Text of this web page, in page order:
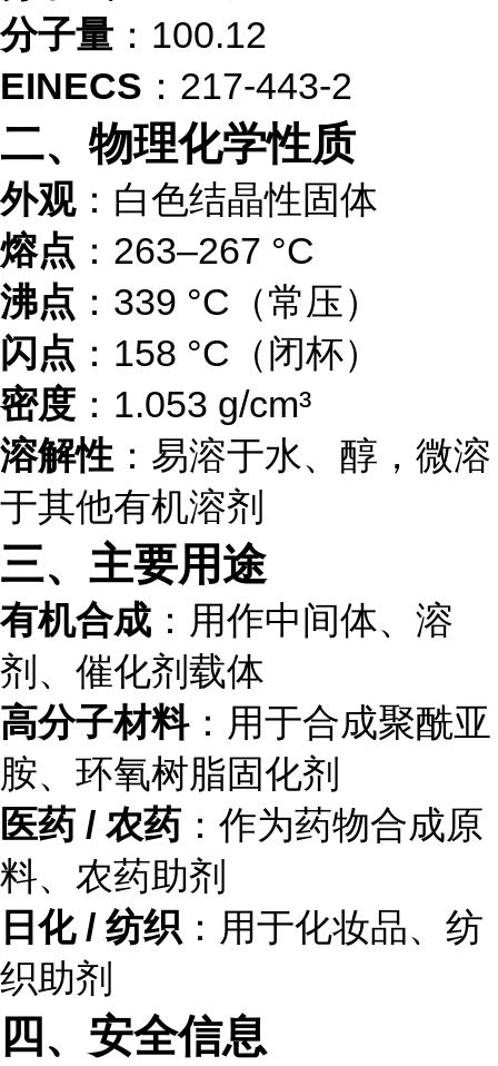
分子量 ：100.12
EINECS ：217-443-2
二、物理化学性质
外观：白色结晶性固体
熔点 ：263–267 °C
沸点 ：339 °C（常压）
闪点 ：158 °C（闭杯）
密度 ：1.053 g/cm³
溶解性 ：易溶于水、醇，微溶
于其他有机溶剂
三、主要用途
有机合成 ：用作中间体、溶
剂、催化剂载体
高分子材料：用于合成聚酰亚
胺、环氧树脂固化剂
医药 / 农药 ：作为药物合成原
料、农药助剂
日化 / 纺织 ：用于化妆品、纺
织助剂
四、安全信息